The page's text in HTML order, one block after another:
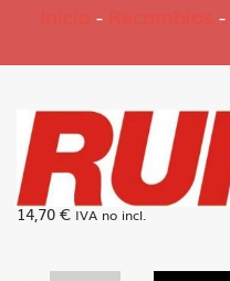
- -
14,70 € IVA no incl.